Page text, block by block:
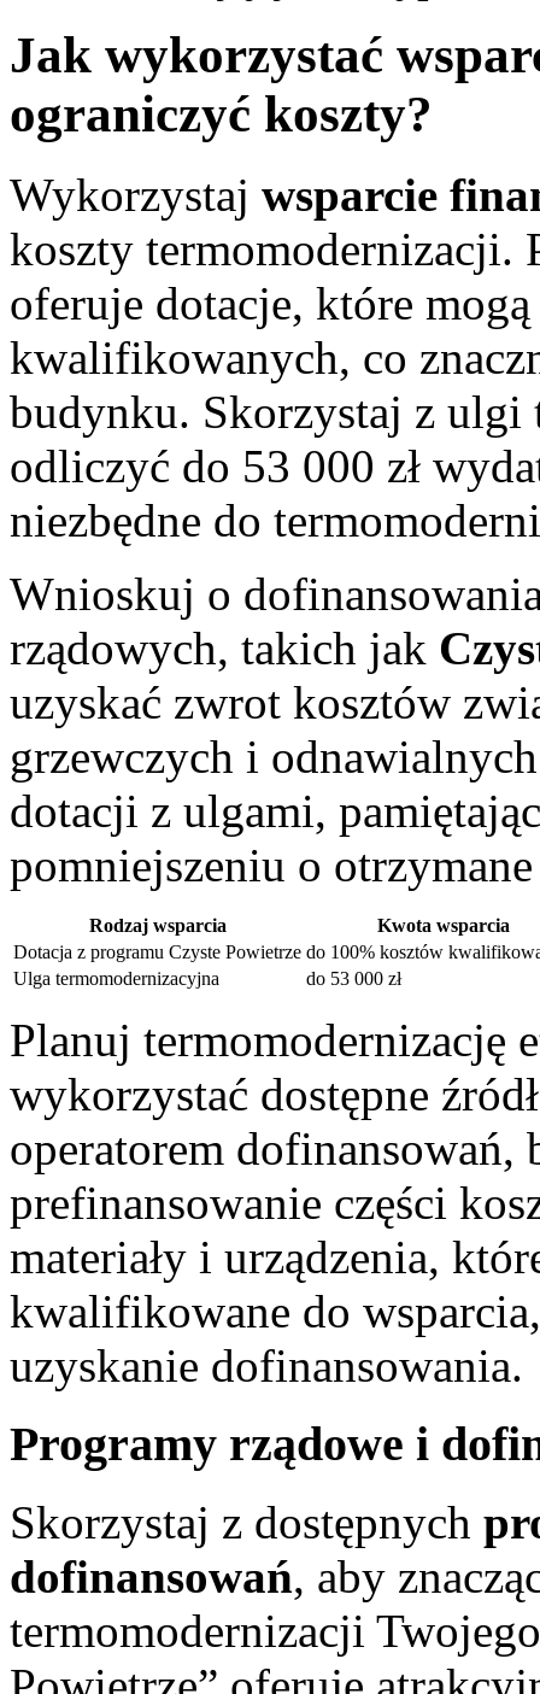
Jak wykorzystać
ograniczyć koszty?
Wykorzystaj wsparcie
koszty termomodernizacji.
oferuje dotacje, które
kwalifikowanych, co
budynku. Skorzystaj z ulgi
odliczyć do 53 000 zł
niezbędne do
Wnioskuj o
rządowych, takich jak
uzyskać zwrot kosztów
grzewczych i
dotacji z ulgami,
pomniejszeniu o
Rodzaj wsparcia
Kwota wsparcia
Dotacja z programu Czyste Powietrze do 100% kosztów
Ulga termomodernizacyjna
do 53 000 zł
Planuj termomodernizację
wykorzystać dostępne
operatorem dofinansowań,
prefinansowanie części
materiały i urządzenia,
kwalifikowane do
uzyskanie dofinansowania.
Programy rządowe i
Skorzystaj z dostępnych
dofinansowań, aby
termomodernizacji